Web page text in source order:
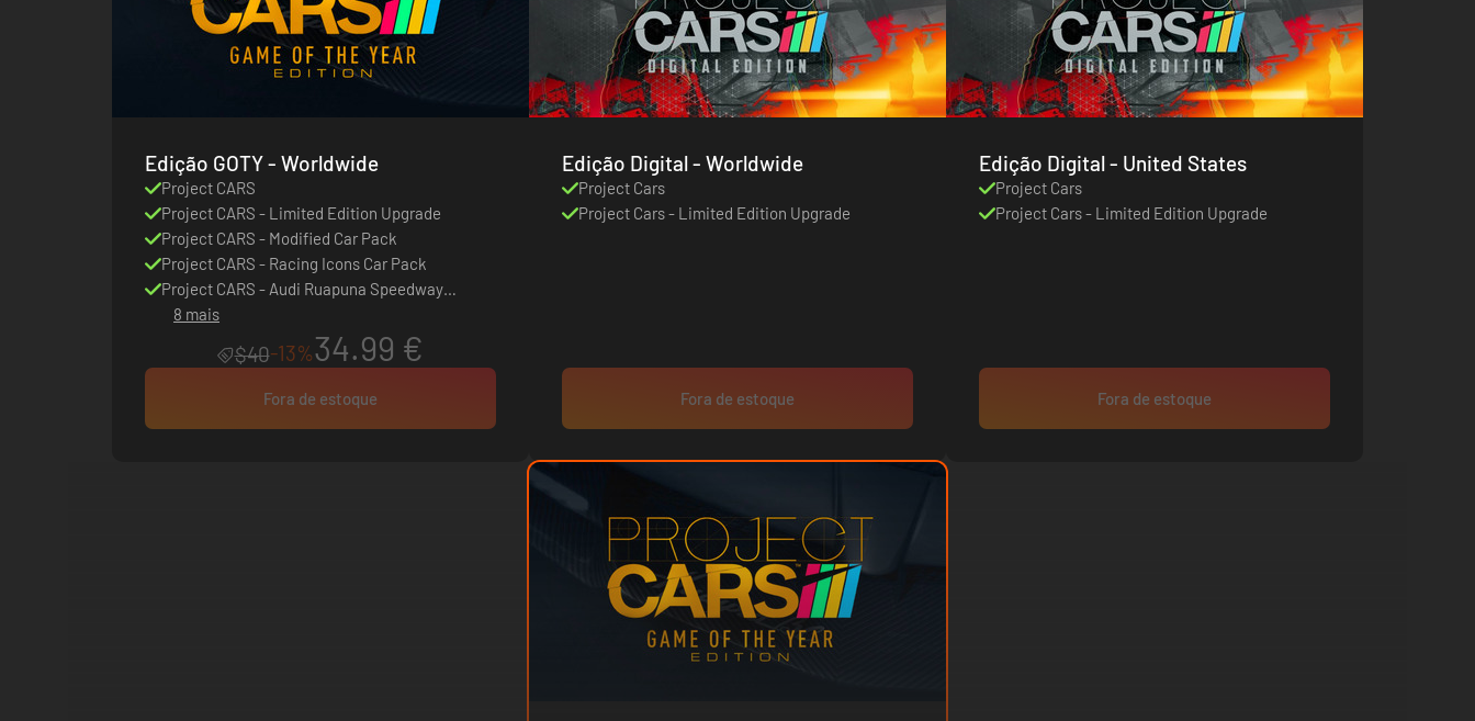
Edição GOTY - Worldwide
Project CARS
Project CARS - Limited Edition Upgrade
Project CARS - Modified Car Pack
Project CARS - Racing Icons Car Pack
Project CARS - Audi Ruapuna Speedway
Expansion
8 mais
$40-13%34.99 €
Fora de estoque
Edição Digital - Worldwide
Project Cars
Project Cars - Limited Edition Upgrade
Fora de estoque
Edição Digital - United States
Project Cars
Project Cars - Limited Edition Upgrade
Fora de estoque